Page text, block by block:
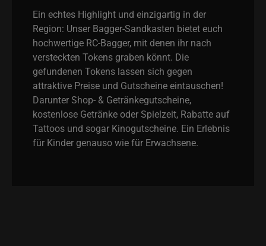
Ein echtes Highlight und einzigartig in der
Region: Unser Bagger-Sandkasten bietet euch
hochwertige RC-Bagger, mit denen ihr nach
versteckten Tokens graben könnt. Die
gefundenen Tokens lassen sich gegen
attraktive Preise und Gutscheine eintauschen!
Darunter Shop- & Getränkegutscheine,
kostenlose Getränke oder Spielzeit, Rabatte auf
Tattoos und sogar Kinogutscheine. Ein Erlebnis
für Kinder genauso wie für Erwachsene.